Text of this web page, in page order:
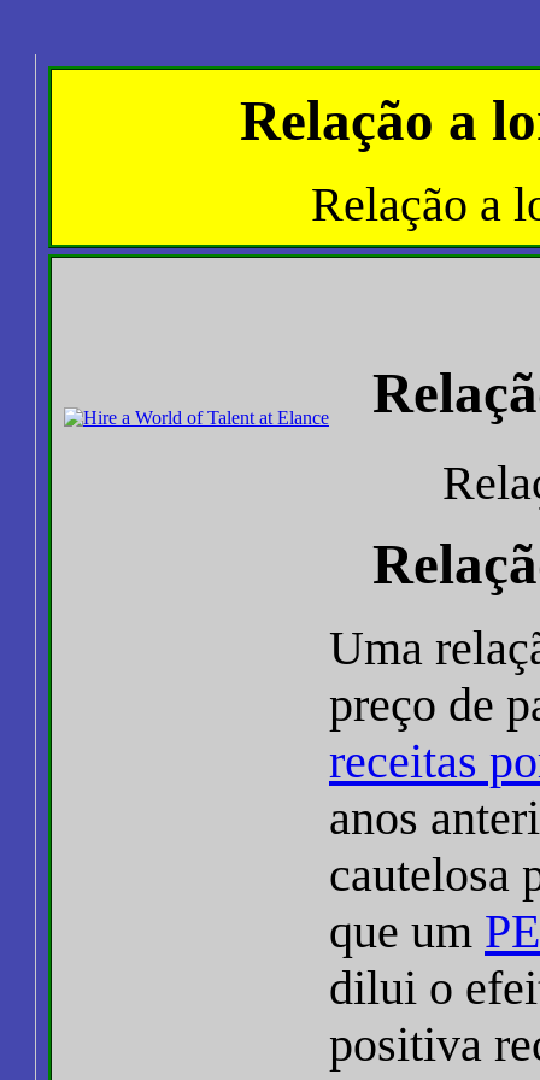
Relação a
Relação a
Uma
preço de
receitas
anos
cautelosa
que um
dilui o
positiva